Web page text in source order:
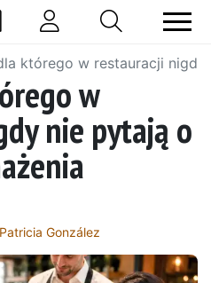
którego w restauracji
w
nie pytają o
Patricia González